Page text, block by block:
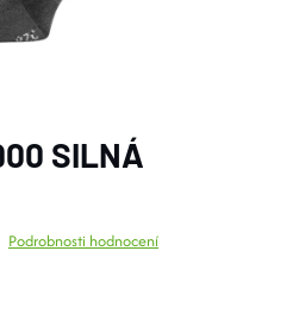
SILNÁ
Podrobnosti hodnocení